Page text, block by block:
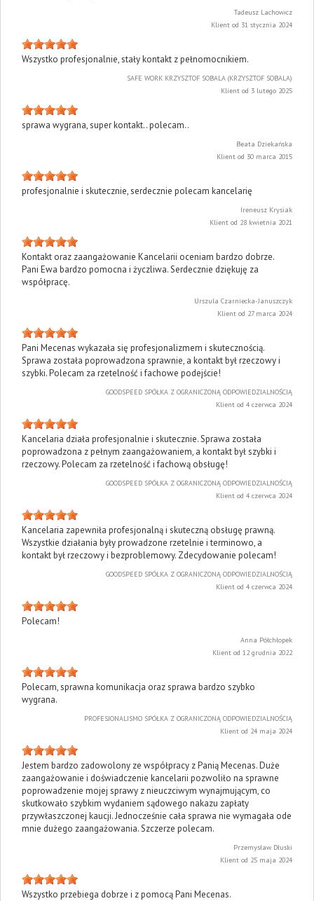
Tadeusz Lachowicz
Klient od 31 stycznia 2024
Wszystko profesjonalnie, stały kontakt z pełnomocnikiem.
SAFE WORK KRZYSZTOF SOBALA (KRZYSZTOF SOBALA)
Klient od 3 lutego 2025
sprawa wygrana, super kontakt.. polecam..
Beata Dziekańska
Klient od 30 marca 2015
profesjonalnie i skutecznie, serdecznie polecam kancelarię
Ireneusz Krysiak
Klient od 28 kwietnia 2021
Kontakt oraz zaangażowanie Kancelarii oceniam bardzo dobrze.
Pani Ewa bardzo pomocna i życzliwa. Serdecznie dziękuję za
współpracę.
Urszula Czarniecka-Januszczyk
Klient od 27 marca 2024
Pani Mecenas wykazała się profesjonalizmem i skutecznością.
Sprawa została poprowadzona sprawnie, a kontakt był rzeczowy i
szybki. Polecam za rzetelność i fachowe podejście!
GOODSPEED SPÓŁKA Z OGRANICZONĄ ODPOWIEDZIALNOŚCIĄ
Klient od 4 czerwca 2024
Kancelaria działa profesjonalnie i skutecznie. Sprawa została
poprowadzona z pełnym zaangażowaniem, a kontakt był szybki i
rzeczowy. Polecam za rzetelność i fachową obsługę!
GOODSPEED SPÓŁKA Z OGRANICZONĄ ODPOWIEDZIALNOŚCIĄ
Klient od 4 czerwca 2024
Kancelaria zapewniła profesjonalną i skuteczną obsługę prawną.
Wszystkie działania były prowadzone rzetelnie i terminowo, a
kontakt był rzeczowy i bezproblemowy. Zdecydowanie polecam!
GOODSPEED SPÓŁKA Z OGRANICZONĄ ODPOWIEDZIALNOŚCIĄ
Klient od 4 czerwca 2024
Polecam!
Anna Półchłopek
Klient od 12 grudnia 2022
Polecam, sprawna komunikacja oraz sprawa bardzo szybko
wygrana.
PROFESJONALISMO SPÓŁKA Z OGRANICZONĄ ODPOWIEDZIALNOŚCIĄ
Klient od 24 maja 2024
Jestem bardzo zadowolony ze współpracy z Panią Mecenas. Duże
zaangażowanie i doświadczenie kancelarii pozwoliło na sprawne
poprowadzenie mojej sprawy z nieuczciwym wynajmującym, co
skutkowało szybkim wydaniem sądowego nakazu zapłaty
przywłaszczonej kaucji. Jednocześnie cała sprawa nie wymagała ode
mnie dużego zaangażowania. Szczerze polecam.
Przemysław Dłuski
Klient od 25 maja 2024
Wszystko przebiega dobrze i z pomocą Pani Mecenas.